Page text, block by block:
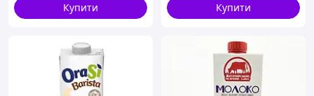
Купити
Купити